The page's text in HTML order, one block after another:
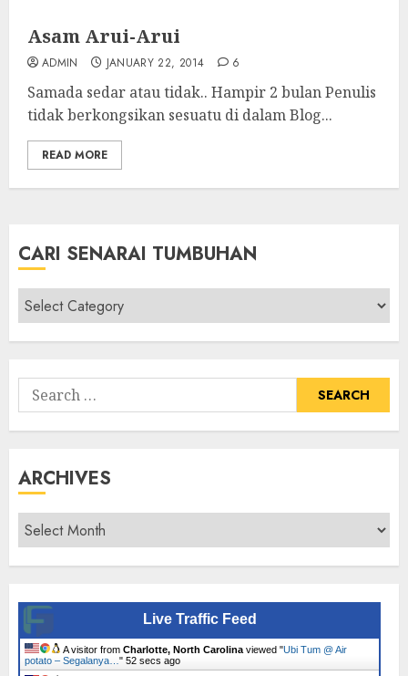
Asam Arui-Arui
ADMIN JANUARY 22, 2014 6
Samada sedar atau tidak.. Hampir 2 bulan Penulis
tidak berkongsikan sesuatu di dalam Blog...
READ MORE
CARI SENARAI TUMBUHAN
Cari
Senarai
Tumbuhan
Search
for:
ARCHIVES
Archives
Live Traffic Feed
A visitor from Charlotte, North Carolina viewed "Ubi Tum @ Air
potato – Segalanya… " 53 secs ago